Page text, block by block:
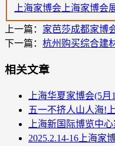
上海家博会上海家博会
上一篇： 家芭莎成都家博
下一篇： 杭州购买综合建
相关文章
上海华夏家博会(5
五一不挤人山人海!
上海新国际博览中
2025.2.14-16上海家